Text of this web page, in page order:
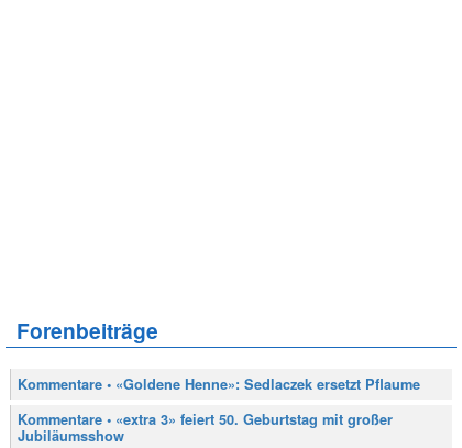
Forenbeiträge
Kommentare • «Goldene Henne»: Sedlaczek ersetzt Pflaume
Kommentare • «extra 3» feiert 50. Geburtstag mit großer
Jubiläumsshow